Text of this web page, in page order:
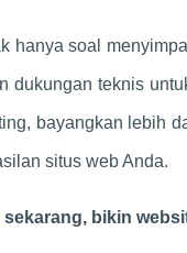
hanya soal
dukungan teknis
bayangkan lebih
situs web Anda.
sekarang, bikin